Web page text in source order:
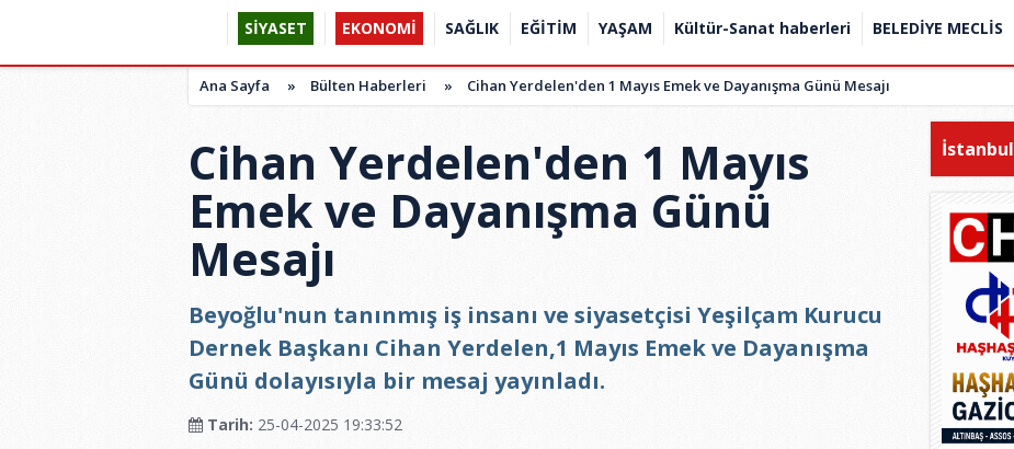
SİYASET EKONOMİ SAĞLIK EĞİTİM YAŞAM Kültür-Sanat haberleri BELEDİYE MECLİS
Ana Sayfa » Bülten Haberleri » Cihan Yerdelen'den 1 Mayıs Emek ve Dayanışma Günü Mesajı
Cihan Yerdelen'den 1 Mayıs
Emek ve Dayanışma Günü
Mesajı
Beyoğlu'nun tanınmış iş insanı ve siyasetçisi Yeşilçam Kurucu
Dernek Başkanı Cihan Yerdelen,1 Mayıs Emek ve Dayanışma
Günü dolayısıyla bir mesaj yayınladı.
Tarih: 25-04-2025 19:33:52
İstanbul